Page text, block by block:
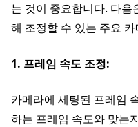
는 것이 중요합니다. 다음
해 조정할 수 있는 주요
1. 프레임 속도 조정:
카메라에 세팅된 프레임
하는 프레임 속도와 맞는